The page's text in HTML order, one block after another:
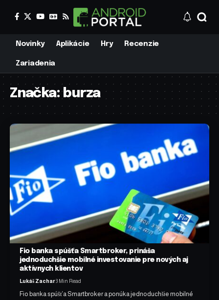
Novinky Aplikácie Hry Recenzie
Zariadenia
Značka:burza
Fio banka spúšťa Smartbroker, prináša
jednoduchšie mobilné investovanie pre nových aj
aktívnych klientov
Lukáš Zachar3 Min Read
Fio banka spúšťa Smartbroker a ponúka jednoduchšie mobilné